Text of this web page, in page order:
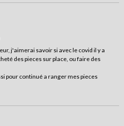
j'aimerai savoir si avec le covid il y a
des pieces sur place, ou faire des
pour continué a ranger mes pieces